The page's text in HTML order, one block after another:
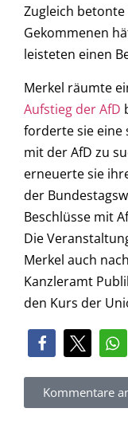
Zugleich betonte
Gekommenen
leisteten einen
Merkel räumte
Aufstieg der AfD
forderte sie eine
mit der AfD zu
erneuerte sie
der
Beschlüsse mit
Die
Merkel auch
Kanzleramt
den Kurs der
Kommentare